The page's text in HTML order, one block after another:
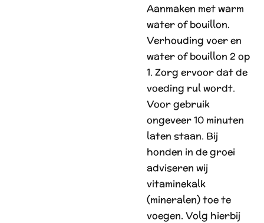
Aanmaken met warm
water of bouillon.
Verhouding voer en
water of bouillon 2 op
1. Zorg ervoor dat de
voeding rul wordt.
Voor gebruik
ongeveer 10 minuten
laten staan. Bij
honden in de groei
adviseren wij
vitaminekalk
(mineralen) toe te
voegen. Volg hierbij